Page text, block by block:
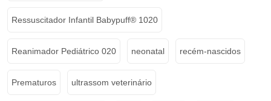
Ressuscitador Infantil Babypuff® 1020
Reanimador Pediátrico 020 neonatal recém-nascidos
Prematuros ultrassom veterinário